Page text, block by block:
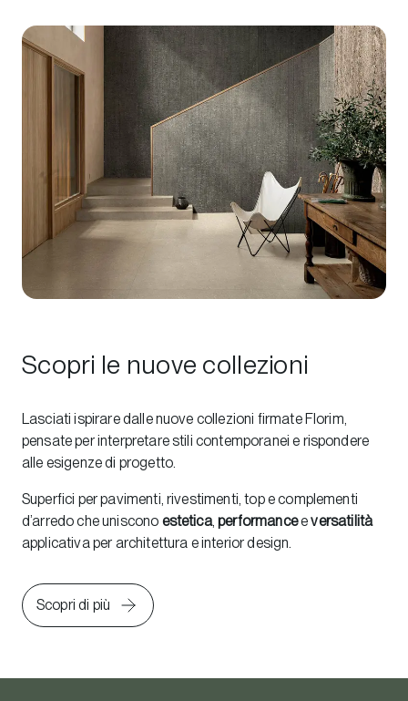
Scopri le nuove collezioni
Lasciati ispirare dalle nuove collezioni firmate Florim,
pensate per interpretare stili contemporanei e rispondere
alle esigenze di progetto.
Superfici per pavimenti, rivestimenti, top e complementi
d’arredo che uniscono estetica,performanceeversatilità
applicativa per architettura e interior design.
Scopri di più